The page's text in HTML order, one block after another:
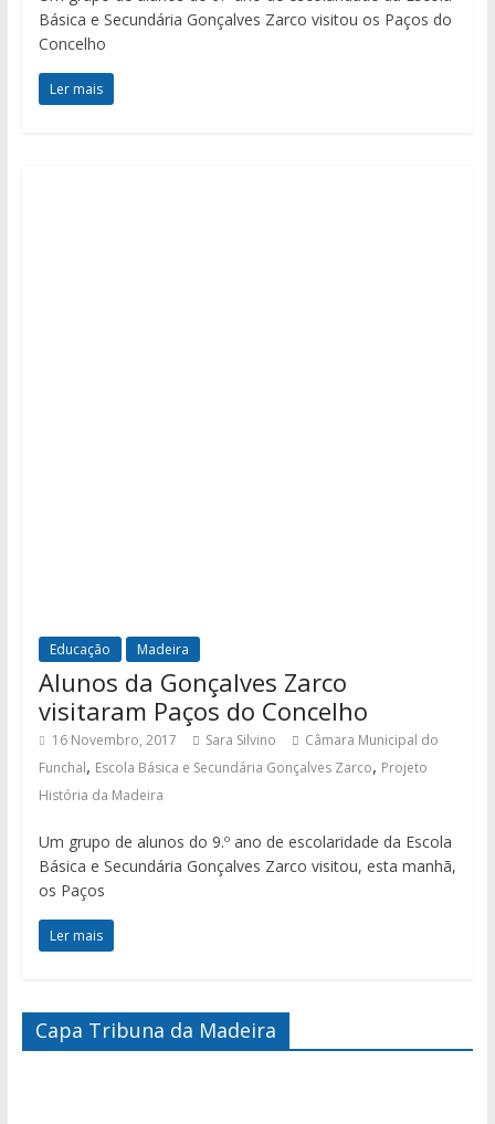
Básica e Secundária Gonçalves Zarco visitou os Paços do
Concelho
Ler mais
Educação Madeira
Alunos da Gonçalves Zarco
visitaram Paços do Concelho
16 Novembro, 2017 Sara Silvino
Câmara Municipal do
Funchal, Escola Básica e Secundária Gonçalves Zarco, Projeto
História da Madeira
Um grupo de alunos do 9.º ano de escolaridade da Escola
Básica e Secundária Gonçalves Zarco visitou, esta manhã,
os Paços
Ler mais
Capa Tribuna da Madeira